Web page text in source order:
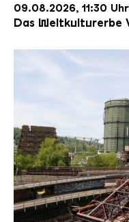
09.08.2026, 11:30 Uhr
Das Weltkulturerbe